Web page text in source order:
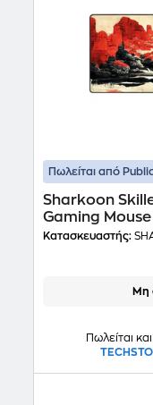
Πωλείται από
Sharkoon
Gaming
Πολύχρωμο
Κατασκευαστής:
Μη
Πωλείται